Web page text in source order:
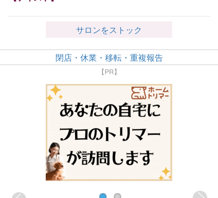
サロンをストック
閉店・休業・移転・重複報告
【PR】